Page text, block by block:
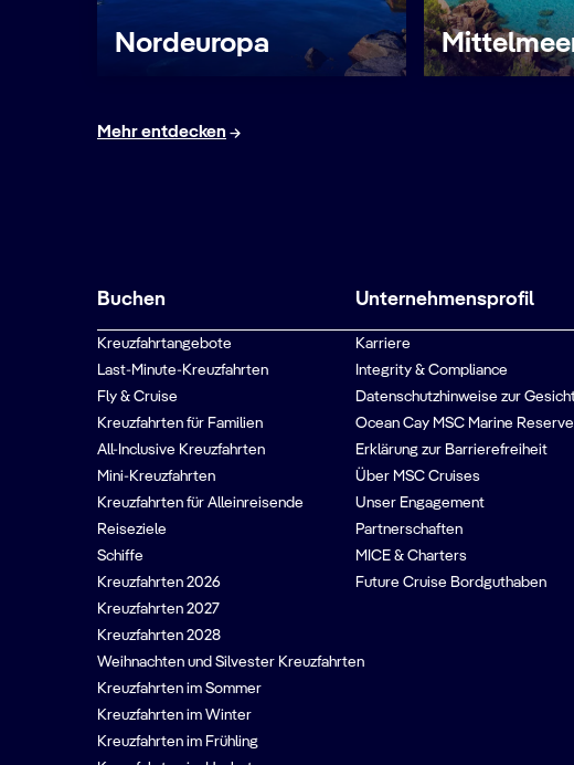
Nordeuropa
Mehr entdecken
Buchen
Kreuzfahrtangebote
Last-Minute-Kreuzfahrten
Fly & Cruise
Kreuzfahrten für Familien
All-Inclusive Kreuzfahrten
Mini-Kreuzfahrten
Kreuzfahrten für Alleinreisende
Reiseziele
Schiffe
Kreuzfahrten 2026
Kreuzfahrten 2027
Kreuzfahrten 2028
Weihnachten und Silvester Kreuzfahrten
Kreuzfahrten im Sommer
Kreuzfahrten im Winter
Kreuzfahrten im Frühling
Unternehmensprofil
Karriere
Integrity & Compliance
Datenschutzhinweise zur
Ocean Cay MSC Marine Reserve
Erklärung zur Barrierefreiheit
Über MSC Cruises
Unser Engagement
Partnerschaften
MICE & Charters
Future Cruise Bordguthaben